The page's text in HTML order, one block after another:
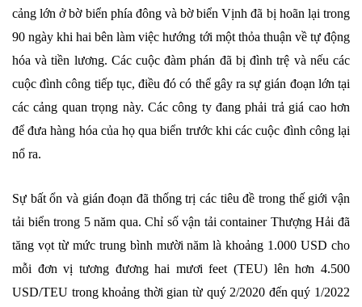
cảng lớn ở bờ biển phía đông và bờ biển Vịnh đã bị hoãn lại trong
90 ngày khi hai bên làm việc hướng tới một thỏa thuận về tự động
hóa và tiền lương. Các cuộc đàm phán đã bị đình trệ và nếu các
cuộc đình công tiếp tục, điều đó có thể gây ra sự gián đoạn lớn tại
các cảng quan trọng này. Các công ty đang phải trả giá cao hơn
để đưa hàng hóa của họ qua biển trước khi các cuộc đình công lại
nổ ra.
Sự bất ổn và gián đoạn đã thống trị các tiêu đề trong thế giới vận
tải biển trong 5 năm qua. Chỉ số vận tải container Thượng Hải đã
tăng vọt từ mức trung bình mười năm là khoảng 1.000 USD cho
mỗi đơn vị tương đương hai mươi feet (TEU) lên hơn 4.500
USD/TEU trong khoảng thời gian từ quý 2/2020 đến quý 1/2022